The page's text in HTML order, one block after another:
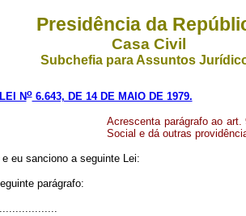
Presidência da
Casa Civil
Subchefia para Assuntos
LEI No6.643, DE 14 DE MAIO DE 1979.
Acrescenta parágrafo ao art.
Social e dá outras
eu sanciono a seguinte Lei:
parágrafo: